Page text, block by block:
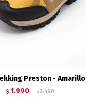
Preston - Amarillo
$ 1.990 $ 2.490